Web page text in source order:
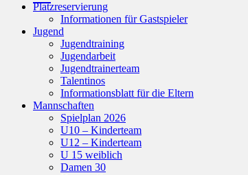
Platzreservierung
Informationen für Gastspieler
Jugend
Jugendtraining
Jugendarbeit
Jugendtrainerteam
Talentinos
Informationsblatt für die Eltern
Mannschaften
Spielplan 2026
U10 – Kinderteam
U12 – Kinderteam
U 15 weiblich
Damen 30